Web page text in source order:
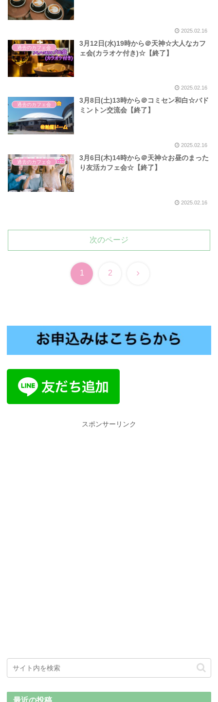
2025.02.16
過去のカフェ会
3月12日(水)19時から＠天神☆大人なカフ
ェ会(カラオケ付き)☆【終了】
2025.02.16
過去のカフェ会
3月8日(土)13時から＠コミセン和白☆バド
ミントン交流会【終了】
2025.02.16
過去のカフェ会
3月6日(木)14時から＠天神☆お昼のまった
り友活カフェ会☆【終了】
2025.02.16
次のページ
1 2 次
スポンサーリンク